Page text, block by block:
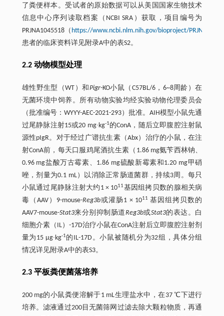
了粪便样本。受试者的原始数据可以从美国国家生物技术
信息中心序列读取档案（NCBI SRA）获取，项目编号为
PRJNA1045518（ https://www.ncbi.nlm.nih.gov/bioproject/
患者的临床资料详见附录A中的表S2。
2.2 动物模型处理
雄性野生型（WT）和Pigr-KO小鼠（C57BL/6，6~8周龄）在
无菌环境中饲养。所有动物实验均经实验动物伦理委员会
（批准编号：WYYY-AEC-2021-293）批准。AIH模型小鼠先通
过尾静脉注射15或20 mg∙kg-1的ConA，随后立即腹腔注射鼠
源性pIgR。对于经过广谱抗生素（Abx）治疗的小鼠，在注
射ConA前，每天口服鸡尾酒抗生素（1.86 mg氨苄西林钠、
0.96 mg盐酸万古霉素、1.86 mg硫酸新霉素和1.20 mg甲硝
唑，剂量为0.1 mL）以消除正常肠道菌群，持续3周。每只
小鼠通过尾静脉注射大约1 × 1011基因组拷贝数的腺相关病
毒（AAV）9-mouse-Reg3b或灌肠1 × 1011 基因组拷贝数的
AAV7-mouse-Stat3来分别抑制肠道Reg3b或Stat3的表达。白
细胞介素（IL）-17D治疗小鼠在ConA注射后立即腹腔注射剂
量为15 μg∙kg-1的IL-17D。小鼠被随机分为32组，具体分组
情况详见附录A中的表S3。
2.3 平板粪便菌落培养
200 mg的小鼠粪便溶解于1 mL生理盐水中，在37 ℃下进行
培养。滤液通过200目无菌筛网过滤去除大颗粒物质，再通